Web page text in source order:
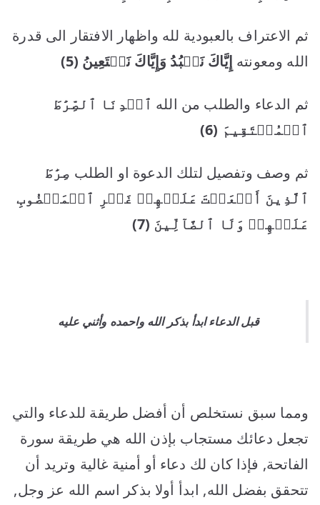
ثم الاعتراف بالعبودية لله واظهار الافتقار الى قدرة
الله ومعونته إِيَّاكَ نَعۡبُدُ وَإِيَّاكَ نَسۡتَعِينُ (5)
ثم الدعاء والطلب من الله ٱهۡدِنَا ٱلصِّرَٰطَ
ٱلۡمُسۡتَقِيمَ (6)
ثم وصف وتفصيل لتلك الدعوة او الطلب صِرَٰطَ
ٱلَّذِينَ أَنۡعَمۡتَ عَلَيۡهِمۡ غَيۡرِ ٱلۡمَغۡضُوبِ
عَلَيۡهِمۡ وَلَا ٱلضَّآلِّينَ (7)
قبل الدعاء ابدأ بذكر الله واحمده وأثني عليه
ومما سبق نستخلص أن أفضل طريقة للدعاء والتي
تجعل دعائك مستجاب بإذن الله هي طريقة سورة
الفاتحة, فإذا كان لك دعاء أو أمنية غالية وتريد أن
تتحقق بفضل الله, ابدأ أولا بذكر اسم الله عز وجل,